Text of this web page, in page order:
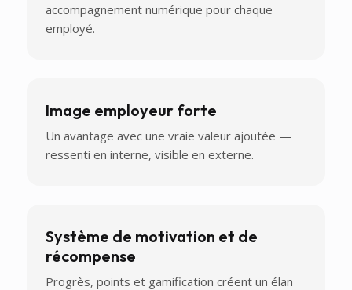
accompagnement numérique pour chaque
employé.
Image employeur forte
Un avantage avec une vraie valeur ajoutée —
ressenti en interne, visible en externe.
Système de motivation et de
récompense
Progrès, points et gamification créent un élan